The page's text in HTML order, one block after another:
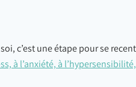
c’est une étape pour se
à l’anxiété, à